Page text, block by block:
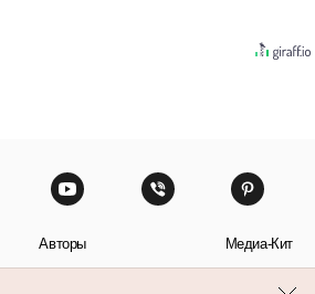
Авторы Медиа-Кит